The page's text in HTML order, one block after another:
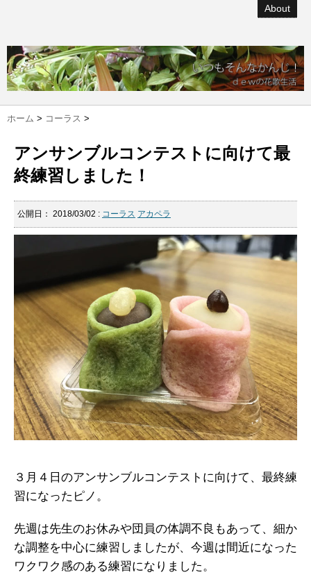
About
ホーム > コーラス >
アンサンブルコンテストに向けて最
終練習しました！
公開日： 2018/03/02 : コーラス アカペラ
３月４日のアンサンブルコンテストに向けて、最終練
習になったピノ。
先週は先生のお休みや団員の体調不良もあって、細か
な調整を中心に練習しましたが、今週は間近になった
ワクワク感のある練習になりました。